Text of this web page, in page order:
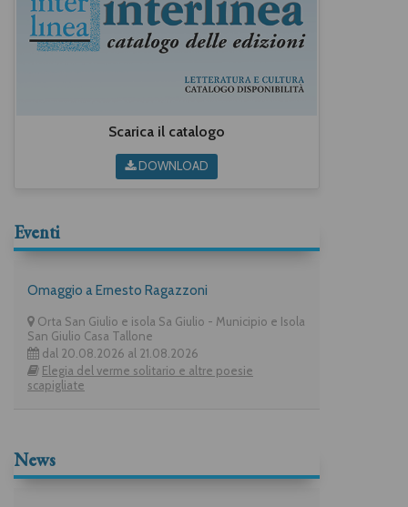
Scarica il catalogo
DOWNLOAD
Eventi
Omaggio a Ernesto Ragazzoni
Orta San Giulio e isola Sa Giulio - Municipio e Isola
San Giulio Casa Tallone
dal 20.08.2026 al 21.08.2026
Elegia del verme solitario e altre poesie
scapigliate
News